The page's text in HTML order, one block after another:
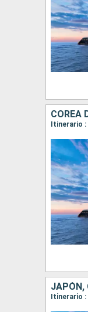
COREA
Itinerario
JAPÓN,
Itinerario